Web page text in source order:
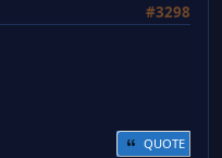
#3298
QUOTE